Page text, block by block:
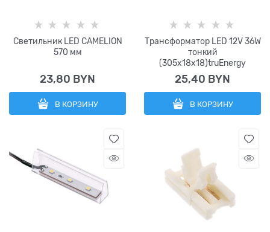
Светильник LED CAMELION
570 мм
23,80 BYN
В КОРЗИНУ
Трансформатор LED 12V 36W
тонкий
(305x18x18)truEnergy
25,40 BYN
В КОРЗИНУ